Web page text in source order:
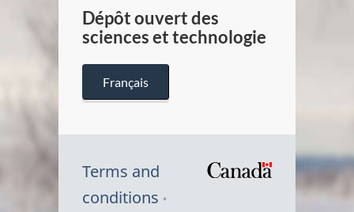
Dépôt ouvert des
sciences et technologie
Français
Terms and
conditions
Symbole